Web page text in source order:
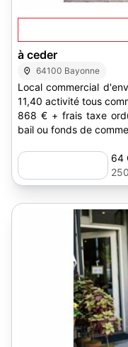
à ceder
64100 Bayonne
Local commercial
11,40 activité tous commerces sauf nuisances, loyer mensuel
868 € + frais taxe ordures
bail ou fonds de
64